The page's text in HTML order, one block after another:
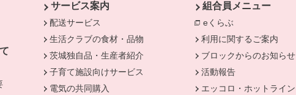
ィンドウで開きます。
サービス案内
配送サービス
生活クラブの食材・品物
茨城独自品・生産者紹介
子育て施設向けサービス
電気の共同購入
組合員メニュー
eくらぶ
利用に関するご案内
ブロックからのお知らせ
活動報告
エッコロ・ホットライン